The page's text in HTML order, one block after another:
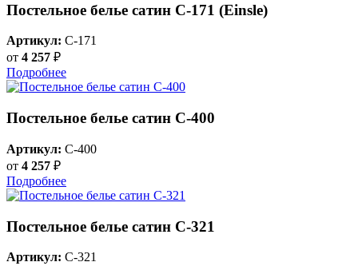
Постельное белье сатин С-171 (Einsle)
Артикул: C-171
от 4 257 ₽
Подробнее
Постельное белье сатин С-400
Артикул: C-400
от 4 257 ₽
Подробнее
Постельное белье сатин С-321
Артикул: C-321